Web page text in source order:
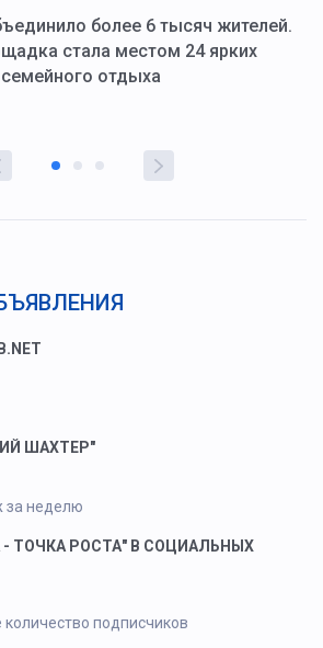
более 6 тысяч жителей.
стала местом 24 ярких
отдыха
ШАХТЕР"
за неделю
- ТОЧКА РОСТА" В СОЦИАЛЬНЫХ
подписчиков